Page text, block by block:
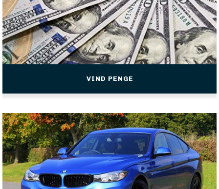
VIND PENGE